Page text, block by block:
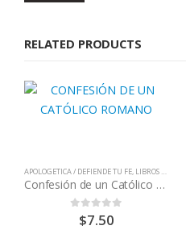
$110.00.
RELATED PRODUCTS
APOLOGETICA / DEFIENDE TU FE, LIBROS QUE CAMBIAN VIDAS
Confesión de un Católico Romano
out of 5
$7.50